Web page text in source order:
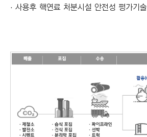
사용후 핵연료 처분시설 안전성 평가기술